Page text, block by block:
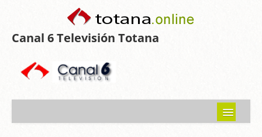
Canal 6 Televisión Totana